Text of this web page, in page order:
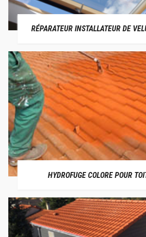
RÉPARATEUR INSTALLATEUR DE
HYDROFUGE COLORE POUR